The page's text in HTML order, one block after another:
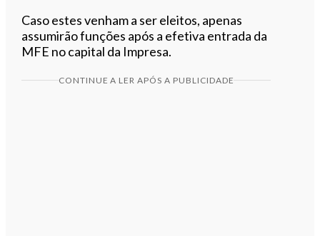
Caso estes venham a ser eleitos, apenas
assumirão funções após a efetiva entrada da
MFE no capital da Impresa.
CONTINUE A LER APÓS A PUBLICIDADE